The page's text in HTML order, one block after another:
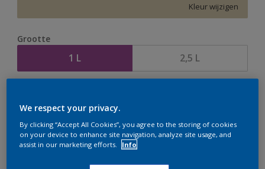
Kleur wijzigen
Grootte
1 L 2,5 L
We respect your privacy.
By clicking “Accept All Cookies”, you agree to the storing of cookies
on your device to enhance site navigation, analyze site usage, and
assist in our marketing efforts.
Info